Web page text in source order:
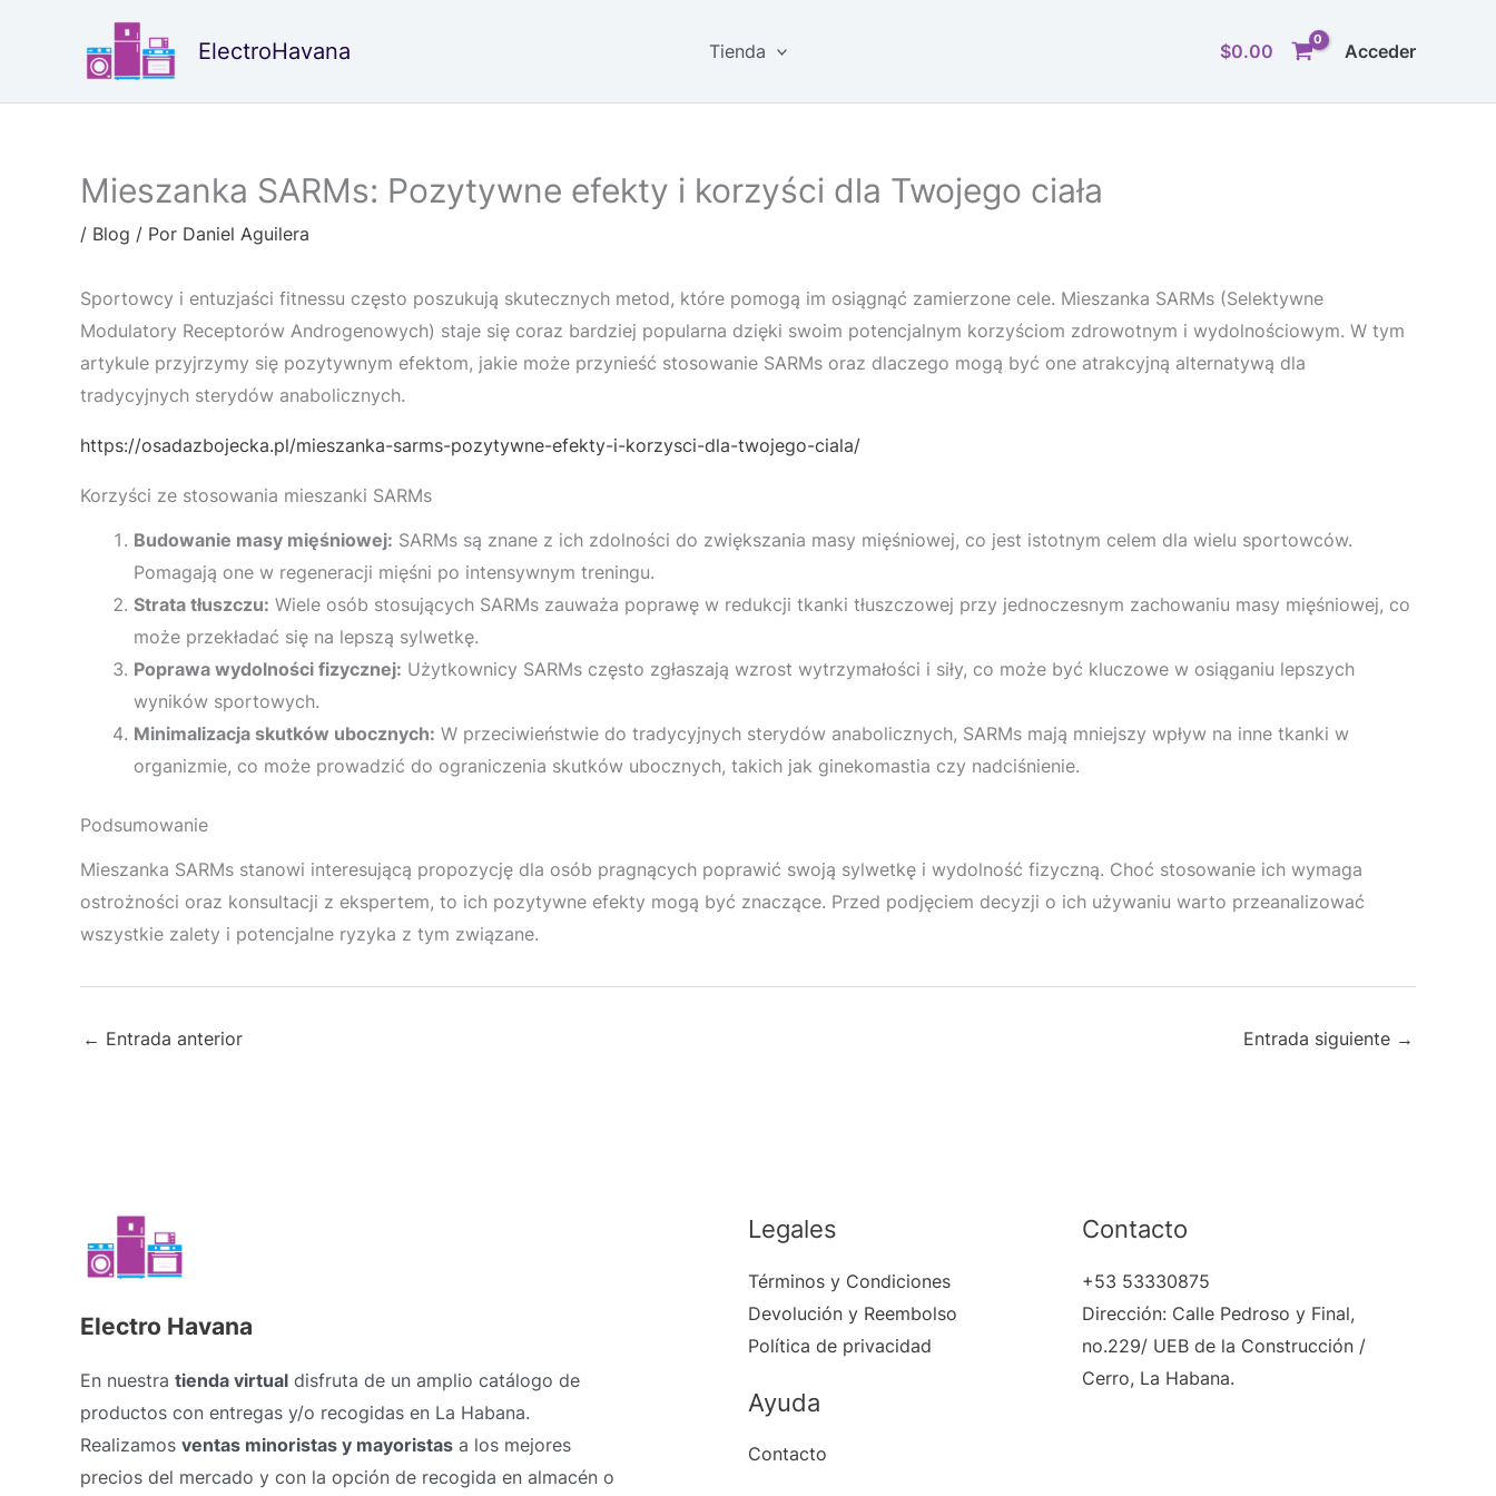
ElectroHavana Tienda $0.00 Acceder
Mieszanka SARMs: Pozytywne efekty i korzyści dla Twojego ciała
/ Blog / Por Daniel Aguilera
Sportowcy i entuzjaści fitnessu często poszukują skutecznych metod, które pomogą im osiągnąć zamierzone cele. Mieszanka SARMs (Selektywne
Modulatory Receptorów Androgenowych) staje się coraz bardziej popularna dzięki swoim potencjalnym korzyściom zdrowotnym i wydolnościowym. W tym
artykule przyjrzymy się pozytywnym efektom, jakie może przynieść stosowanie SARMs oraz dlaczego mogą być one atrakcyjną alternatywą dla
tradycyjnych sterydów anabolicznych.
https://osadazbojecka.pl/mieszanka-sarms-pozytywne-efekty-i-korzysci-dla-twojego-ciala/
Korzyści ze stosowania mieszanki SARMs
Budowanie masy mięśniowej: SARMs są znane z ich zdolności do zwiększania masy mięśniowej, co jest istotnym celem dla wielu sportowców.
Pomagają one w regeneracji mięśni po intensywnym treningu.
Strata tłuszczu: Wiele osób stosujących SARMs zauważa poprawę w redukcji tkanki tłuszczowej przy jednoczesnym zachowaniu masy mięśniowej, co
może przekładać się na lepszą sylwetkę.
Poprawa wydolności fizycznej: Użytkownicy SARMs często zgłaszają wzrost wytrzymałości i siły, co może być kluczowe w osiąganiu lepszych
wyników sportowych.
Minimalizacja skutków ubocznych: W przeciwieństwie do tradycyjnych sterydów anabolicznych, SARMs mają mniejszy wpływ na inne tkanki w
organizmie, co może prowadzić do ograniczenia skutków ubocznych, takich jak ginekomastia czy nadciśnienie.
Podsumowanie
Mieszanka SARMs stanowi interesującą propozycję dla osób pragnących poprawić swoją sylwetkę i wydolność fizyczną. Choć stosowanie ich wymaga
ostrożności oraz konsultacji z ekspertem, to ich pozytywne efekty mogą być znaczące. Przed podjęciem decyzji o ich używaniu warto przeanalizować
wszystkie zalety i potencjalne ryzyka z tym związane.
← Entrada anterior Entrada siguiente →
Electro Havana
En nuestra tienda virtual disfruta de un amplio catálogo de
productos con entregas y/o recogidas en La Habana.
Realizamos ventas minoristas y mayoristas a los mejores
precios del mercado y con la opción de recogida en almacén o
Legales
Términos y Condiciones
Devolución y Reembolso
Política de privacidad
Ayuda
Contacto
Contacto
+53 53330875
Dirección: Calle Pedroso y Final,
no.229/ UEB de la Construcción /
Cerro, La Habana.